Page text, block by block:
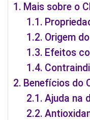
Mais sobre o
Origem
Efeitos
Benefícios do
Ajuda na